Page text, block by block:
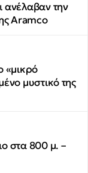
ανέλαβαν την
Aramco
«μικρό
μυστικό της
στα 800 μ. –